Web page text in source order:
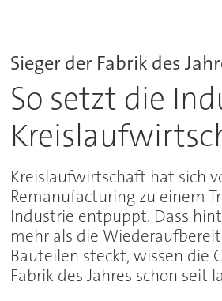
Sieger der Fabrik des
So setzt die
Kreislaufwirtschaft hat sich
Remanufacturing zu einem
Industrie entpuppt. Dass
mehr als die
Bauteilen steckt, wissen die
Fabrik des Jahres schon seit